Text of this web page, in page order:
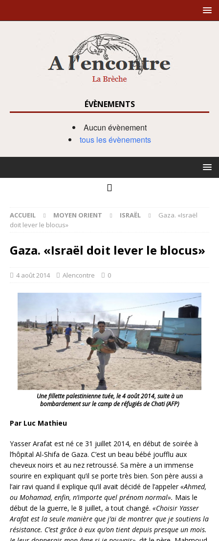
ÉVÈNEMENTS
Aucun évènement
tous les évènements
ACCUEIL MOYEN ORIENT ISRAËL
Gaza. «Israël
doit lever le blocus»
Gaza. «Israël doit lever le blocus»
4 août 2014 Alencontre 0
Une fillette palestinienne tuée, le 4 août 2014, suite à un
bombardement sur le camp de réfugiés de Chati (AFP)
Par Luc Mathieu
Yasser Arafat est né ce 31 juillet 2014, en début de soirée à
l’hôpital Al-Shifa de Gaza. C’est un beau bébé joufflu aux
cheveux noirs et au nez retroussé. Sa mère a un immense
sourire en expliquant qu’il se porte très bien. Son père aussi a
l’air ravi quand il explique qu’il avait décidé de l’appeler«Ahmed,
ou Mohamad, enfin, n’importe quel prénom normal». Mais le
début de la guerre, le 8 juillet, a tout changé. «Choisir Yasser
Arafat est la seule manière que j’ai de montrer que je soutiens la
résistance. C’est grâce à eux qu’on tient depuis presque un mois.